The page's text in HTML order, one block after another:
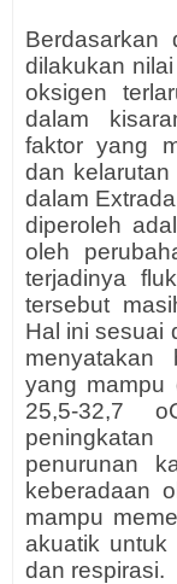
Berdasarkan
dilakukan
oksigen
dalam
faktor yang
dan
dalam
diperoleh
oleh
terjadinya
tersebut
Hal ini sesuai
menyatakan
yang mampu
25,5-32,7
penurunan
keberadaan
mampu
akuatik untuk
dan respirasi.